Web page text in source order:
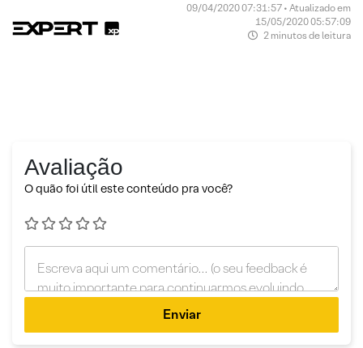
09/04/2020 07:31:57 • Atualizado em
15/05/2020 05:57:09
2 minutos de leitura
Avaliação
O quão foi útil este conteúdo pra você?
Enviar